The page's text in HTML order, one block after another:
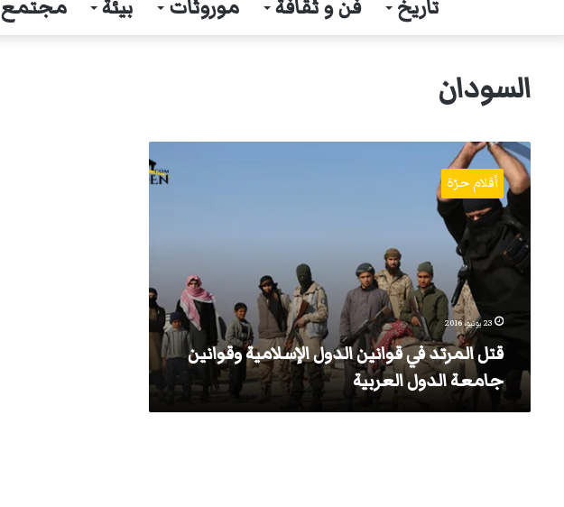
تاريخ فن و ثقافة موروثات بيئة مجتمع
السودان
قتل
المرتد
في
قوانين
الدول
الإسلامية
وقوانين
العربية
أقلام حرّة
23 يونيو، 2016
قتل المرتد في قوانين الدول الإسلامية وقوانين
جامعة الدول العربية